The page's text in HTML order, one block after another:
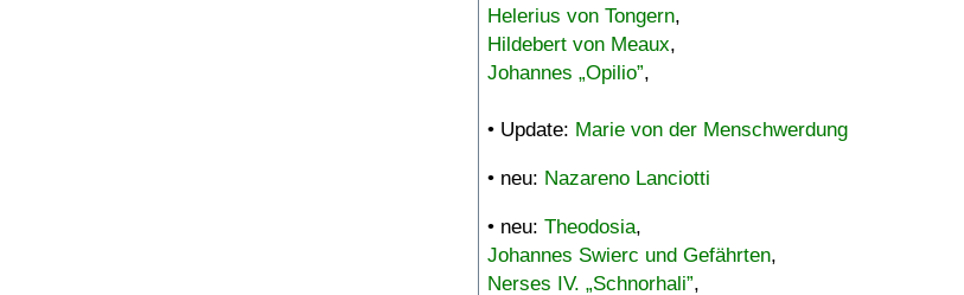
Helerius von Tongern,
Hildebert von Meaux,
Johannes „Opilio”,
• Update: Marie von der Menschwerdung
• neu: Nazareno Lanciotti
• neu: Theodosia,
Johannes Swierc und Gefährten,
Nerses IV. „Schnorhali”,